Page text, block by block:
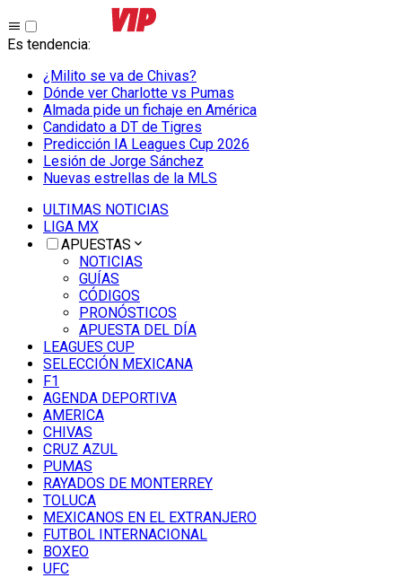
Es tendencia:
¿Milito se va de Chivas?
Dónde ver Charlotte vs Pumas
Almada pide un fichaje en América
Candidato a DT de Tigres
Predicción IA Leagues Cup 2026
Lesión de Jorge Sánchez
Nuevas estrellas de la MLS
ULTIMAS NOTICIAS
LIGA MX
APUESTAS
NOTICIAS
GUÍAS
CÓDIGOS
PRONÓSTICOS
APUESTA DEL DÍA
LEAGUES CUP
SELECCIÓN MEXICANA
F1
AGENDA DEPORTIVA
AMERICA
CHIVAS
CRUZ AZUL
PUMAS
RAYADOS DE MONTERREY
TOLUCA
MEXICANOS EN EL EXTRANJERO
FUTBOL INTERNACIONAL
BOXEO
UFC